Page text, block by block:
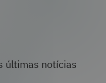
últimas notícias